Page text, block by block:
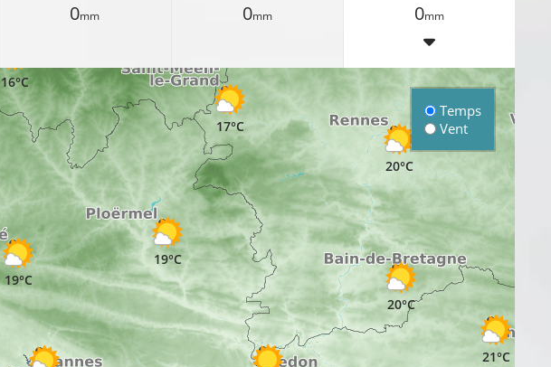
0mm
0mm
0mm
19°C
19°C
16°C
20°C
20°C
17°C
21°C
Temps
Vent